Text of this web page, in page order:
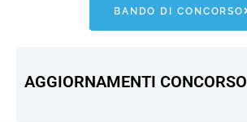
BANDO DI CONCORSO
AGGIORNAMENTI CONCORSO